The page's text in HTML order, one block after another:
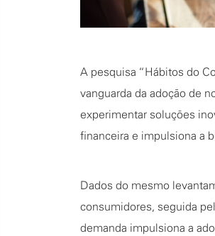
A pesquisa “Hábitos do
vanguarda da adoção de
experimentar soluções
financeira e impulsiona a
Dados do mesmo
consumidores, seguida
demanda impulsiona a